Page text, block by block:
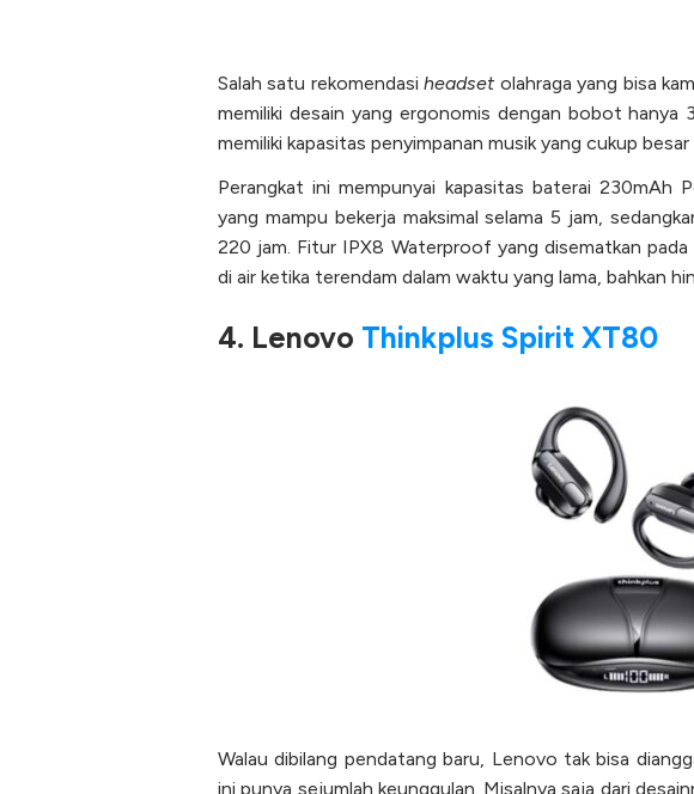
Salah satu rekomendasiheadset olahraga yang bisa
memiliki desain yang ergonomis dengan bobot hanya
memiliki kapasitas penyimpanan musik yang cukup
Perangkat ini mempunyai kapasitas baterai 230mAh
yang mampu bekerja maksimal selama 5 jam,
220 jam. Fitur IPX8 Waterproof yang disematkan pada
di air ketika terendam dalam waktu yang lama, bahkan
4. Lenovo Thinkplus Spirit XT80
Walau dibilang pendatang baru, Lenovo tak bisa
ini punya sejumlah keunggulan. Misalnya saja dari